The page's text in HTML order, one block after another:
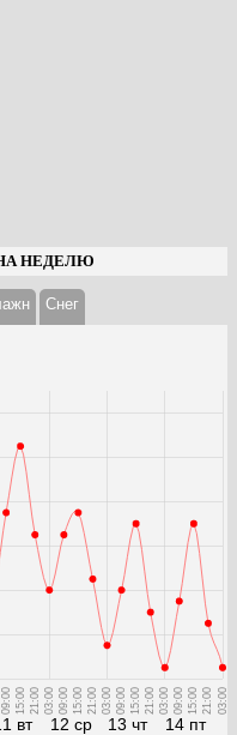
НЕДЕЛЮ
Cнег
вт
09:00 15:00 21:00
12 ср
03:00 09:00 15:00 21:00
13 чт
03:00 09:00 15:00 21:00
14 пт
03:00 09:00 15:00 21:00 03:00